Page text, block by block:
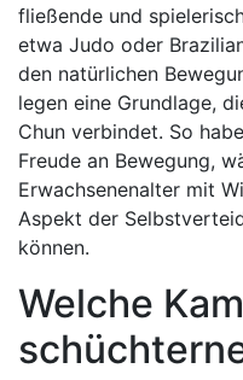
fließende und
etwa Judo oder
den natürlichen
legen eine Grundlage,
Chun verbindet. So
Freude an Bewegung,
Erwachsenenalter mit
Aspekt der
können.
Welche